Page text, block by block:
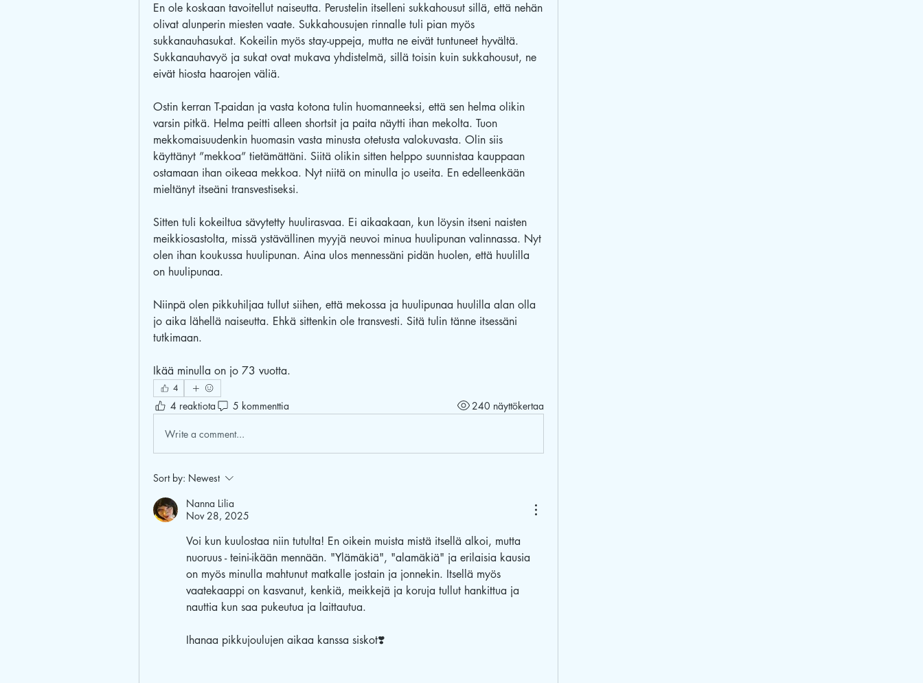
En ole koskaan tavoitellut naiseutta. Perustelin itselleni sukkahousut sillä, että nehän
olivat alunperin miesten vaate. Sukkahousujen rinnalle tuli pian myös
sukkanauhasukat. Kokeilin myös stay-uppeja, mutta ne eivät tuntuneet hyvältä.
Sukkanauhavyö ja sukat ovat mukava yhdistelmä, sillä toisin kuin sukkahousut, ne
eivät hiosta haarojen väliä.
Ostin kerran T-paidan ja vasta kotona tulin huomanneeksi, että sen helma olikin
varsin pitkä. Helma peitti alleen shortsit ja paita näytti ihan mekolta. Tuon
mekkomaisuudenkin huomasin vasta minusta otetusta valokuvasta. Olin siis
käyttänyt ”mekkoa” tietämättäni. Siitä olikin sitten helppo suunnistaa kauppaan
ostamaan ihan oikeaa mekkoa. Nyt niitä on minulla jo useita. En edelleenkään
mieltänyt itseäni transvestiseksi.
Sitten tuli kokeiltua sävytetty huulirasvaa. Ei aikaakaan, kun löysin itseni naisten
meikkiosastolta, missä ystävällinen myyjä neuvoi minua huulipunan valinnassa. Nyt
olen ihan koukussa huulipunan. Aina ulos mennessäni pidän huolen, että huulilla
on huulipunaa.
Niinpä olen pikkuhiljaa tullut siihen, että mekossa ja huulipunaa huulilla alan olla
jo aika lähellä naiseutta. Ehkä sittenkin ole transvesti. Sitä tulin tänne itsessäni
tutkimaan.
Ikää minulla on jo 73 vuotta.
4
4 reaktiota 5 kommenttia 240 näyttökertaa
Write a comment...
Sort by: Newest
Nanna Lilia
Nov 28, 2025
Voi kun kuulostaa niin tutulta! En oikein muista mistä itsellä alkoi, mutta
nuoruus - teini-ikään mennään. "Ylämäkiä", "alamäkiä" ja erilaisia kausia
on myös minulla mahtunut matkalle jostain ja jonnekin. Itsellä myös
vaatekaappi on kasvanut, kenkiä, meikkejä ja koruja tullut hankittua ja
nauttia kun saa pukeutua ja laittautua.
Ihanaa pikkujoulujen aikaa kanssa siskot❣️